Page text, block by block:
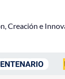
Creación e